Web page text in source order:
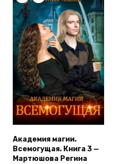
Академия магии.
Всемогущая. Книга 3 —
Мартюшова Регина